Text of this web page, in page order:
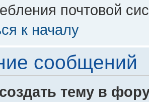
почтовой
к началу
сообщений
тему в